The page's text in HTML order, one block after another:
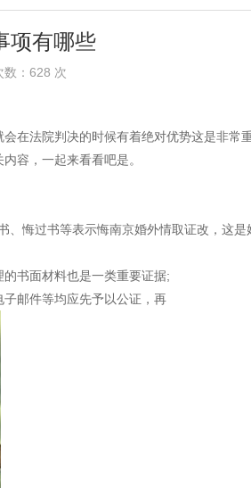
项有哪些
：628 次
法院判决的时候有着绝对优势这是非常
内容，一起来看看吧是。
悔过书等表示悔南京婚外情取证改，这是
书面材料也是一类重要证据;
邮件等均应先予以公证，再